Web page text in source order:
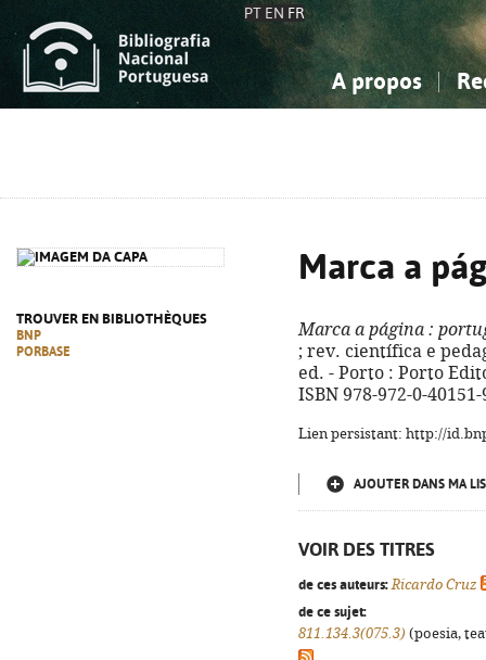
PT EN FR
A propos
TROUVER EN BIBLIOTHÈQUES
BNP
PORBASE
Marca a
Marca a página :
; rev. científica e
ed. - Porto : Porto
ISBN 978-972-0-40151-
Lien persistant: http://
AJOUTER DANS MA
VOIR DES TITRES
de ces auteurs: Ricardo Cruz
de ce sujet:
811.134.3(075.3) (poesia,